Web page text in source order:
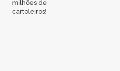
milhões de
cartoleiros!